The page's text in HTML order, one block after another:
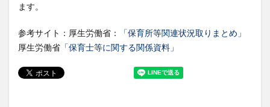
ます。
参考サイト：厚生労働省：
「保育所等関連状況取りまとめ」
厚生労働省 「保育士等に関する関係資料」